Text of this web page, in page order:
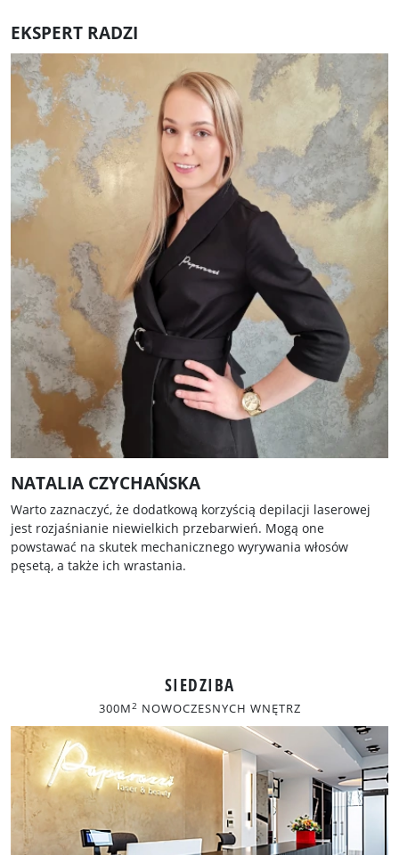
EKSPERT RADZI
NATALIA CZYCHAŃSKA
Warto zaznaczyć, że dodatkową korzyścią depilacji laserowej
jest rozjaśnianie niewielkich przebarwień. Mogą one
powstawać na skutek mechanicznego wyrywania włosów
pęsetą, a także ich wrastania.
SIEDZIBA
300M2 NOWOCZESNYCH WNĘTRZ